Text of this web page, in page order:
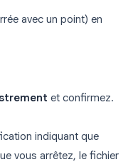
avec un point) en
et confirmez.
indiquant que
vous arrêtez, le fichier